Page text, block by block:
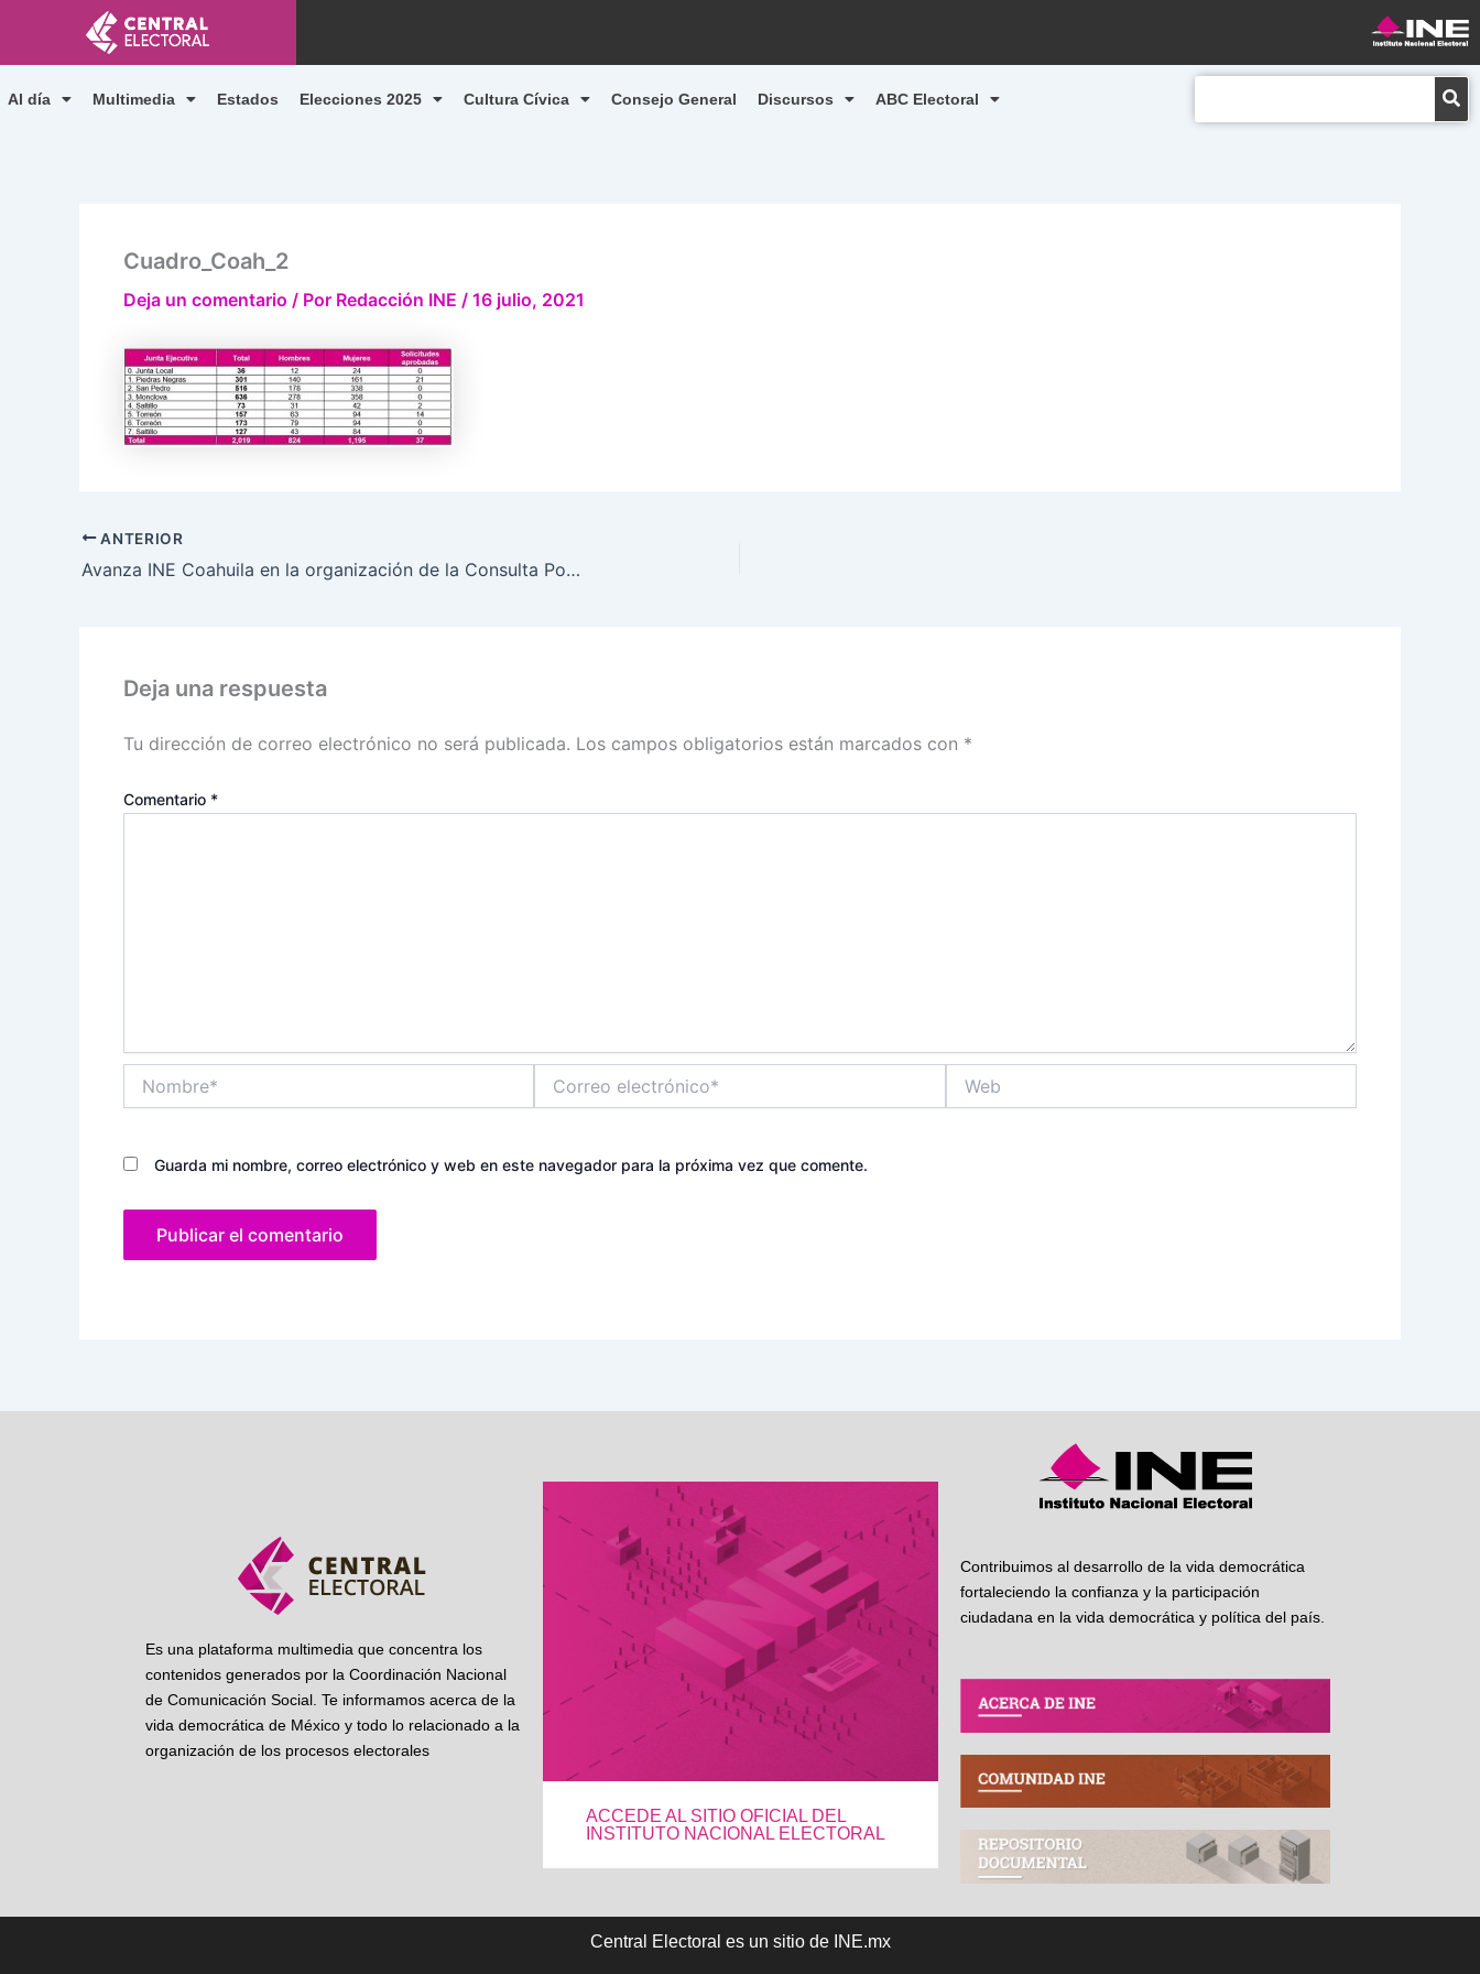
contenido
Al día Multimedia Estados Elecciones 2025 Cultura Cívica Consejo General Discursos ABC Electoral
Cuadro_Coah_2
Deja un comentario / Por Redacción INE / 16 julio, 2021
ANTERIOR
Avanza INE Coahuila en la organización de la Consulta Popular
Deja una respuesta
Tu dirección de correo electrónico no será publicada. Los campos obligatorios están marcados con *
Comentario *
electrónico*
Guarda mi nombre, correo electrónico y web en este navegador para la próxima vez que comente.
Es una plataforma multimedia que concentra los
contenidos generados por la Coordinación Nacional
de Comunicación Social. Te informamos acerca de la
vida democrática de México y todo lo relacionado a la
organización de los procesos electorales
ACCEDE AL SITIO OFICIAL DEL
INSTITUTO NACIONAL ELECTORAL
Contribuimos al desarrollo de la vida democrática
fortaleciendo la confianza y la participación
ciudadana en la vida democrática y política del país.
Central Electoral es un sitio de INE.mx